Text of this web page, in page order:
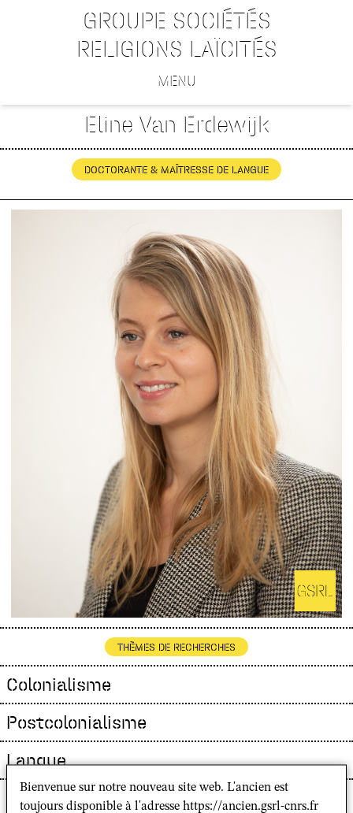
GROUPE SOCIÉTÉS
RELIGIONS LAÏCITÉS
MENU
Eline Van Erdewijk
DOCTORANTE & MAÎTRESSE DE LANGUE
THÈMES DE RECHERCHES
Colonialisme
Postcolonialisme
Langue
Littérature
Bienvenue sur notre nouveau site web. L'ancien est
toujours disponible à l'adresse https://ancien.gsrl-cnrs.fr